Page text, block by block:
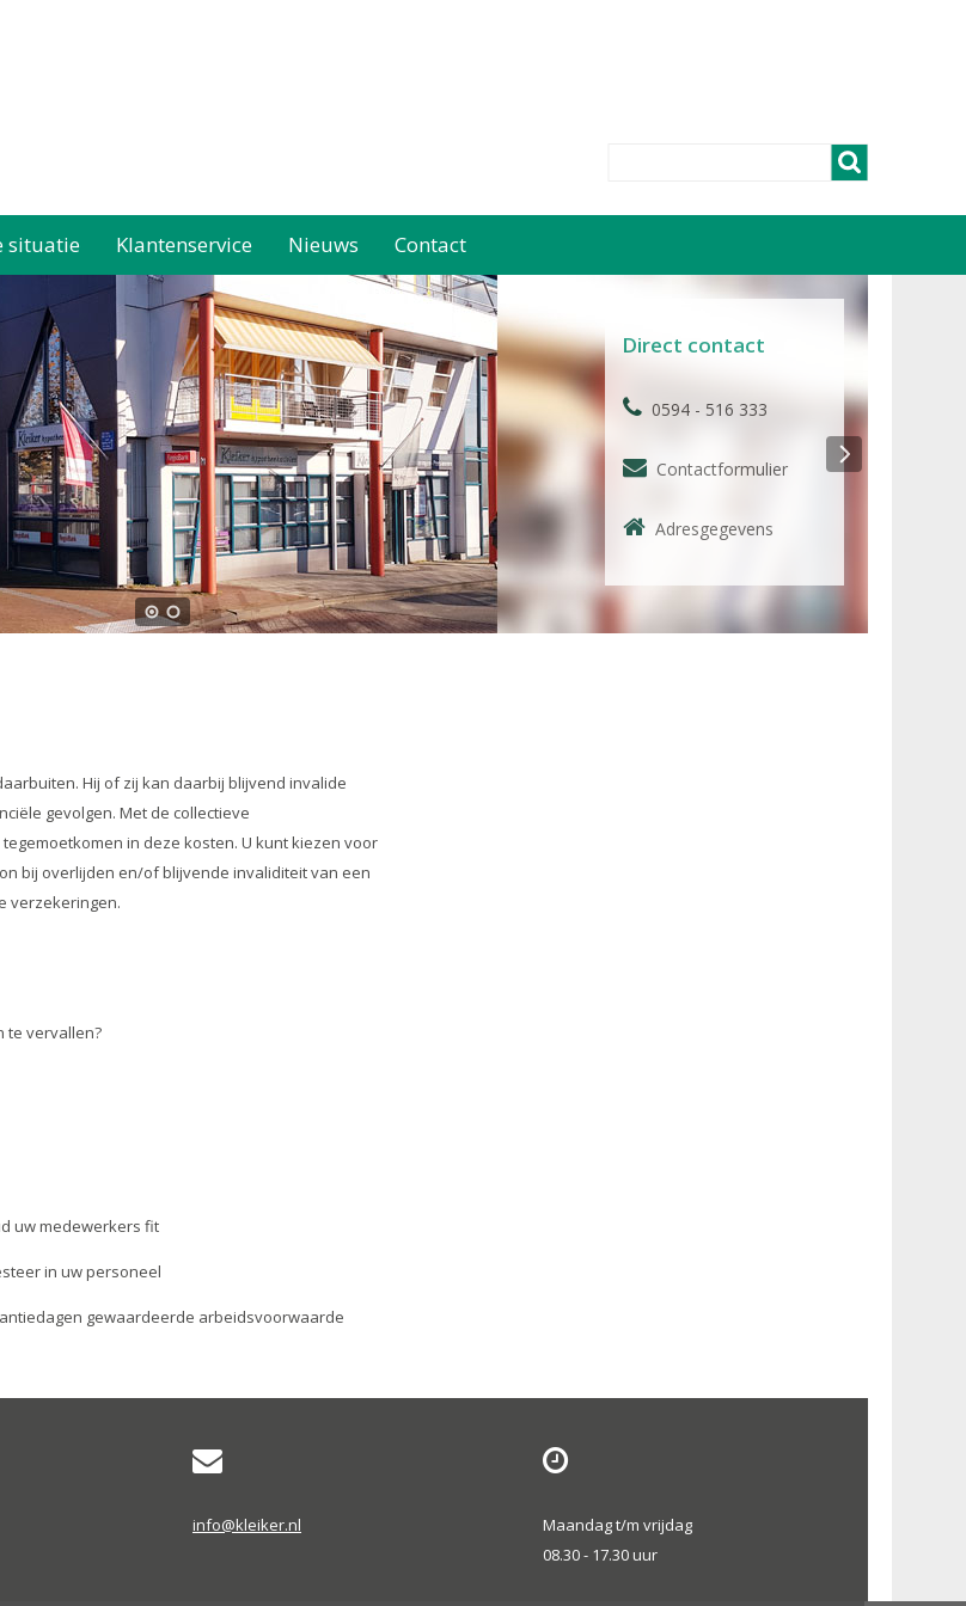
Direct contact
0594 - 516 333
Contactformulier
Adresgegevens
Hij of zij kan daarbij blijvend invalide
gevolgen. Met de collectieve
in deze kosten. U kunt kiezen voor
bij overlijden en/of blijvende invaliditeit van een
verzekeringen.
te vervallen?
uw medewerkers fit
in uw personeel
gewaardeerde arbeidsvoorwaarde
info@kleiker.nl
Maandag t/m vrijdag
08.30 - 17.30 uur
situatie Klantenservice Nieuws Contact